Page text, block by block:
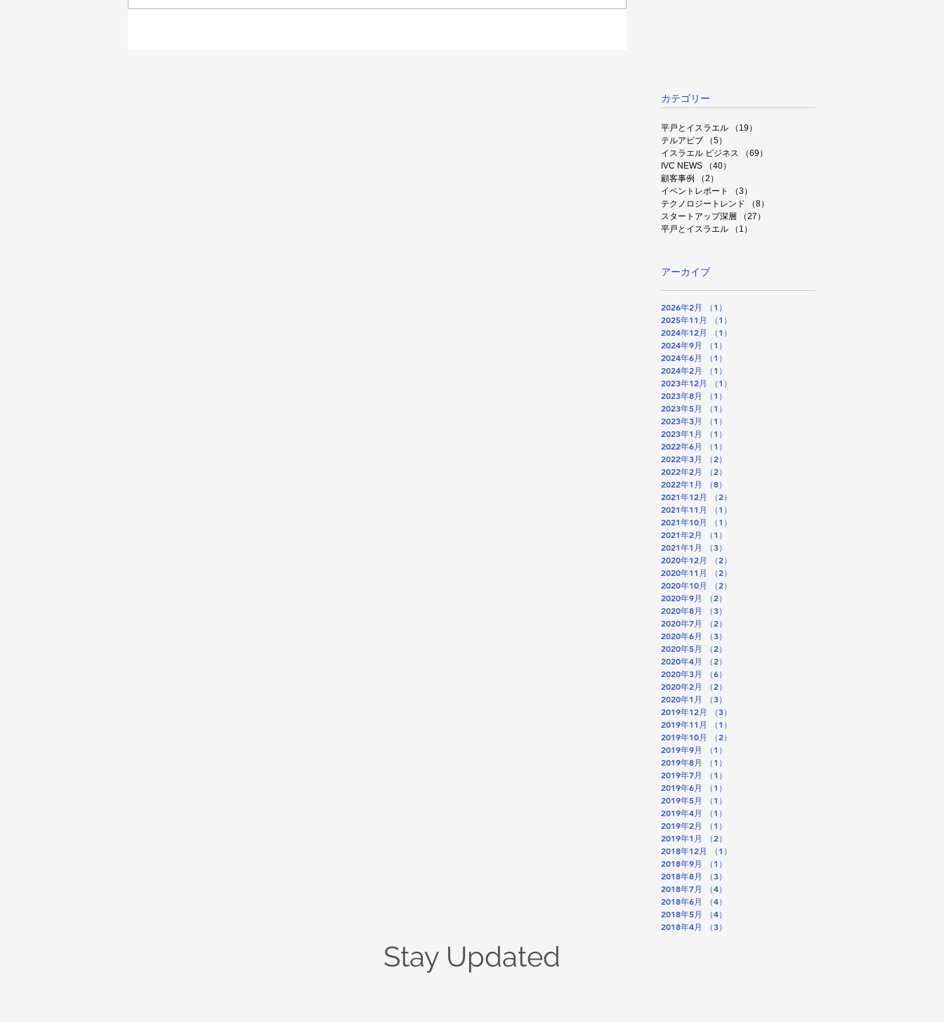
カテゴリー
平戸とイスラエル （19）
テルアビブ
（5）
イスラエル ビジネス
（69）
IVC NEWS
（40）
顧客事例
（2）
イベントレポート
（3）
テクノロジートレンド
（8）
スタートアップ深層
（27）
平戸とイスラエル
（1）
アーカイブ
2026年2月 （1）
2025年11月
（1）
2024年12月
（1）
2024年9月
（1）
2024年6月
（1）
2024年2月
（1）
2023年12月
（1）
2023年8月
（1）
2023年5月
（1）
2023年3月
（1）
2023年1月
（1）
2022年6月
（1）
2022年3月
（2）
2022年2月
（2）
2022年1月
（8）
2021年12月
（2）
2021年11月
（1）
2021年10月
（1）
2021年2月
（1）
2021年1月
（3）
2020年12月
（2）
2020年11月
（2）
2020年10月
（2）
2020年9月
（2）
2020年8月
（3）
2020年7月
（2）
2020年6月
（3）
2020年5月
（2）
2020年4月
（2）
2020年3月
（6）
2020年2月
（2）
2020年1月
（3）
2019年12月
（3）
2019年11月
（1）
2019年10月
（2）
2019年9月
（1）
2019年8月
（1）
2019年7月
（1）
2019年6月
（1）
2019年5月
（1）
2019年4月
（1）
2019年2月
（1）
2019年1月
（2）
2018年12月
（1）
2018年9月
（1）
2018年8月
（3）
2018年7月
（4）
2018年6月
（4）
2018年5月
（4）
2018年4月
（3）
Stay Updated